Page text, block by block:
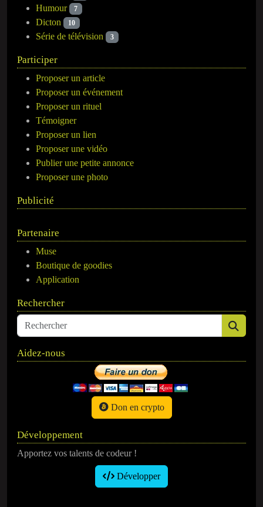
Humour 7
Dicton 10
Série de télévision 3
Participer
Proposer un article
Proposer un événement
Proposer un rituel
Témoigner
Proposer un lien
Proposer une vidéo
Publier une petite annonce
Proposer une photo
Publicité
Partenaire
Muse
Boutique de goodies
Application
Rechercher
Aidez-nous
Don en crypto
Développement
Apportez vos talents de codeur !
Développer